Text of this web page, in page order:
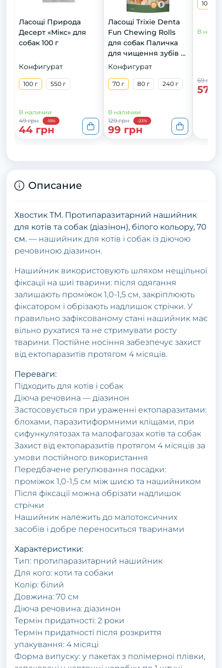
Ласощі Природа
Десерт «Мікс» для
собак 100 г
Конфигурат
100 г 550 г
В наличии
49 грн
-10%
44 грн
Ласощі Trixie Denta
Fun Chewing Rolls
для собак Паличка
для чищення зубів з
куркою 12 см 70 г 6
Конфигурат
70 г 80 г 240 г
В наличии
129 грн
-23%
99 грн
100 г
В
69 грн
57
Описание
Хвостик ТМ. Протипаразитарний нашийник
для котів та собак (діазінон), білого кольору, 70
см. — нашийник для котів і собак із діючою
речовиною діазинон.
Нашийник використовують шляхом нещільної
фіксації на шиї тварини: після одягання
залишають проміжок 1,0-1,5 см, закріплюють
фіксатором і обрізають надлишок стрічки. У
правильно зафіксованому стані нашийник має
вільно рухатися та не стримувати росту
тварини. Постійне носіння забезпечує захист
від ектопаразитів протягом 4 місяців.
Переваги:
Підходить для котів і собак
Діюча речовина — діазинон
Застосовується при ураженні ектопаразитами:
блохами, паразитиформними кліщами, при
сифункулятозах та малофагозах котів та собак
Захист від ектопаразитів протягом 4 місяців за
умови постійного використання
Передбачене регулювання посадки:
проміжок 1,0-1,5 см між шиєю та нашийником
Після фіксації можна обрізати надлишок
стрічки
Нашийник належить до малотоксичних
засобів і добре переноситься тваринами
Характеристики:
Тип: протипаразитарний нашийник
Для кого: коти та собаки
Колір: білий
Довжина: 70 см
Діюча речовина: діазинон
Термін придатності: 2 роки
Термін придатності після розкриття
упакування: 4 місяці
Форма випуску: у пакетах з полімерної плівки,